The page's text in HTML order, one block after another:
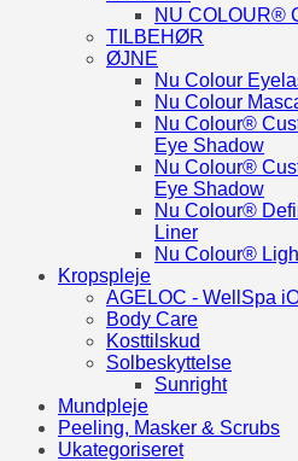
NU COLOUR®
TILBEHØR
ØJNE
Nu Colour
Nu Colour
Nu Colour®
Eye Shadow
Nu Colour®
Eye Shadow
Nu Colour®
Liner
Nu Colour®
Kropspleje
AGELOC - WellSpa
Body Care
Kosttilskud
Solbeskyttelse
Sunright
Mundpleje
Peeling, Masker & Scrubs
Ukategoriseret